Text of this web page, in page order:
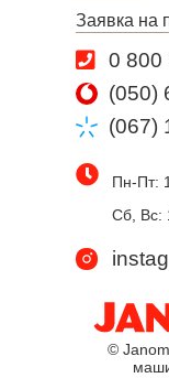
Заявка на
0 800
(050)
(067)
Пн-Пт:
Сб, Вс:
©